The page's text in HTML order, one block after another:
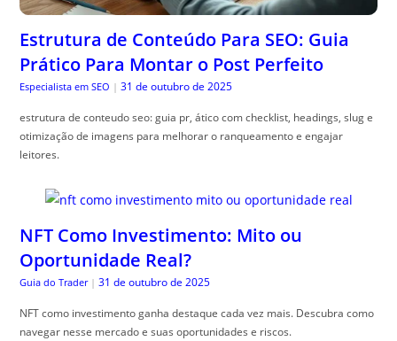
Estrutura de Conteúdo Para SEO: Guia
Prático Para Montar o Post Perfeito
Especialista em SEO | 31 de outubro de 2025
estrutura de conteudo seo: guia pr, ático com checklist, headings, slug e
otimização de imagens para melhorar o ranqueamento e engajar
leitores.
NFT Como Investimento: Mito ou
Oportunidade Real?
Guia do Trader | 31 de outubro de 2025
NFT como investimento ganha destaque cada vez mais. Descubra como
navegar nesse mercado e suas oportunidades e riscos.